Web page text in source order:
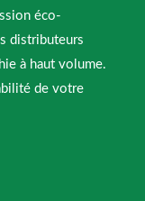
éco-
distributeurs
à haut volume.
de votre